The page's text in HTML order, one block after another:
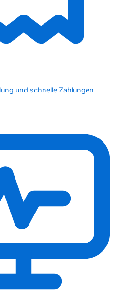
und schnelle Zahlungen